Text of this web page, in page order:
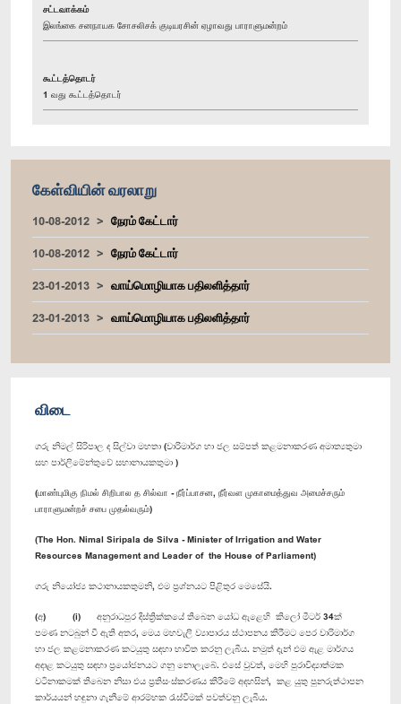
சட்டவாக்கம்
இலங்கை சனநாயக சோசலிசக் குடியரசின் ஏழாவது பாராளுமன்றம்
கூட்டத்தொடர்
1 வது கூட்டத்தொடர்
கேள்வியின் வரலாறு
10-08-2012
நேரம் கேட்டார்
10-08-2012
நேரம் கேட்டார்
23-01-2013
வாய்மொழியாக பதிலளித்தார்
23-01-2013
வாய்மொழியாக பதிலளித்தார்
விடை
ගරු නිමල් සිරිපාල ද සිල්වා මහතා (වාරිමාර්ග හා ජල සම්පත් කළමනාකරණ අමාත්‍යතුමා
සහ පාර්ලිමේන්තුවේ සභානායකතුමා )
(மாண்புமிகு நிமல் சிறிபால த சில்வா - நீர்ப்பாசன, நீர்வள முகாமைத்துவ அமைச்சரும்
பாராளுமன்றச் சபை முதல்வரும்)
(The Hon. Nimal Siripala de Silva - Minister of Irrigation and Water
Resources Management and Leader of the House of Parliament)
ගරු නියෝජ්‍ය කථානායකතුමනි, එම ප්‍රශ්නයට පිළිතුර මෙසේයි.
(අ) (i) අනුරාධපුර දිස්ත්‍රික්කයේ තිබෙන යෝධ ඇළෙහි කිලෝ මීටර් 34ක්
පමණ නටබුන් වී ඇති අතර, මෙය මහවැලි ව්‍යාපාරය ස්ථාපනය කිරීමට පෙර වාරිමාර්ග
හා ජල කළමනාකරණ කටයුතු සඳහා භාවිත කරනු ලැබීය. නමුත් දැන් එම ඇළ මාර්ගය
අදාළ කටයුතු සඳහා ප්‍රයෝජනයට ගනු නොලැබේ. එසේ වුවත්, මෙහි පුරාවිද්‍යාත්මක
වටිනාකමක් තිබෙන නිසා එය ප්‍රතිසංස්කරණය කිරීමේ අදහසින්, කළ යුතු පුනරුත්ථාපන
කාර්යයන් හඳුනා ගැනීමේ ආරම්භක රැස්වීමක් පවත්වනු ලැබීය.